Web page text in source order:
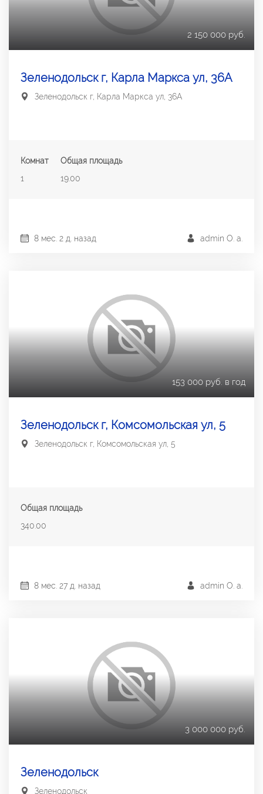
2 150 000 руб.
Зеленодольск г, Карла Маркса ул, 36А
Зеленодольск г, Карла Маркса ул, 36А
Комнат
1
Общая площадь
19.00
admin О. a.
8 мес. 2 д. назад
153 000 руб. в год
Зеленодольск г, Комсомольская ул, 5
Зеленодольск г, Комсомольская ул, 5
Общая площадь
340.00
admin О. a.
8 мес. 27 д. назад
3 000 000 руб.
Зеленодольск
Зеленодольск